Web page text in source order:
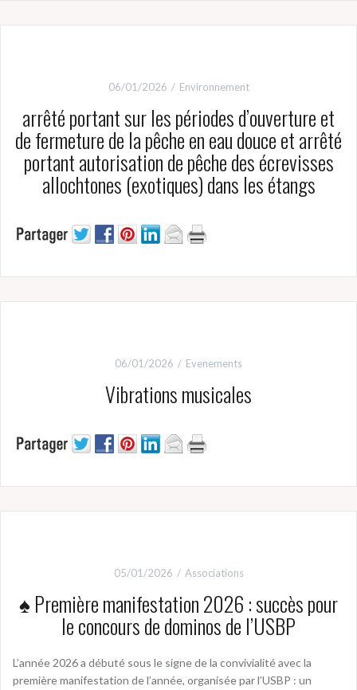
06/01/2026 Environnement
arrêté portant sur les périodes d’ouverture et
de fermeture de la pêche en eau douce et arrêté
portant autorisation de pêche des écrevisses
allochtones (exotiques) dans les étangs
06/01/2026 Evenements
Vibrations musicales
05/01/2026 Associations
♠️ Première manifestation 2026 : succès pour
le concours de dominos de l’USBP
L’année 2026 a débuté sous le signe de la convivialité avec la
première manifestation de l’année, organisée par l’USBP : un